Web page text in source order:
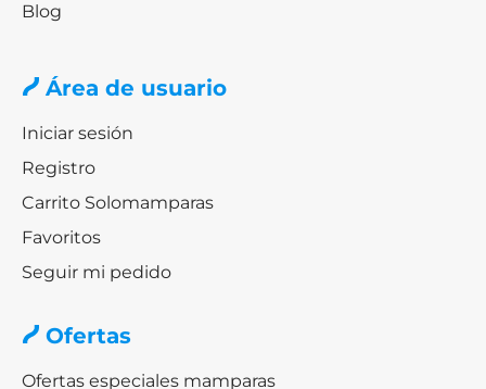
Es la opción más equilibrada entre diseño,
funcionalidad y precio.
Mampara de ducha con doble puerta
abatible
Este sistema permiteabrir completamente el frente del
plato de ducha.
Ventajas:
Mayor comodidad para personas mayores o
movilidad reducida
Blog
Área de usuario
Iniciar sesión
Registro
Carrito Solomamparas
Favoritos
Seguir mi pedido
Ofertas
Ofertas especiales mamparas